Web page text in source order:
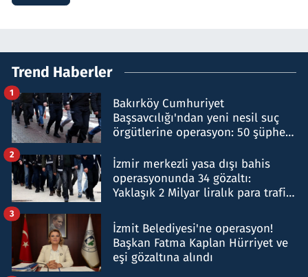
Trend Haberler
Bakırköy Cumhuriyet
Başsavcılığı'ndan yeni nesil suç
örgütlerine operasyon: 50 şüpheli
1
İzmir merkezli yasa dışı bahis
operasyonunda 34 gözaltı:
Yaklaşık 2 Milyar liralık para trafiği
2
İzmit Belediyesi'ne operasyon!
Başkan Fatma Kaplan Hürriyet ve
eşi gözaltına alındı
3